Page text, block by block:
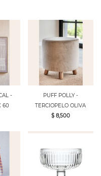
-
60
PUFF POLLY -
TERCIOPELO OLIVA
$ 8,500